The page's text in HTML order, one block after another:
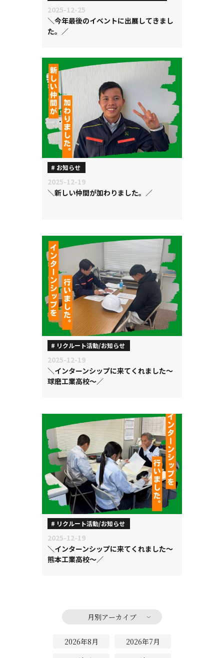
2025-12-25
＼今年最後のイベントに出展してきまし
た。／
お知らせ
2025-12-19
＼新しい仲間が加わりました。／
リクルート活動/お知らせ
2025-12-19
＼インターンシップに来てくれました～
球磨工業高校～／
リクルート活動/お知らせ
2025-12-19
＼インターンシップに来てくれました～
熊本工業高校～／
月別アーカイブ
2026年8月
2026年7月